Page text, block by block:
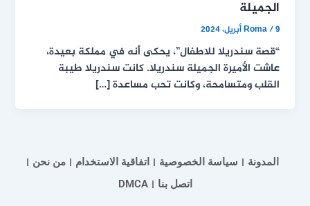
الجميلة
Roma/9 أبريل، 2024
“قصة سندريلا للاطفال”، يحكى أنه في مملكة بعيدة،
عاشت الأميرة الجميلة سندريلا. كانت سندريلا طيبة
القلب ومتسامحة، وكانت تحب مساعدة […]
المدونة سياسة الخصوصية اتفاقية الاستخدام
من نحن
اتصل بنا
DMCA